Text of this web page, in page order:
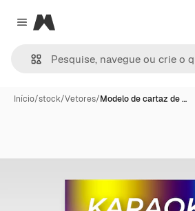
Close menu
Magnific
Início/stock/Vetores/Modelo de cartaz de …